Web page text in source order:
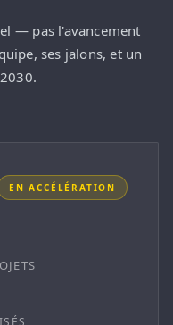
— pas l'avancement
ses jalons, et un
EN ACCÉLÉRATION